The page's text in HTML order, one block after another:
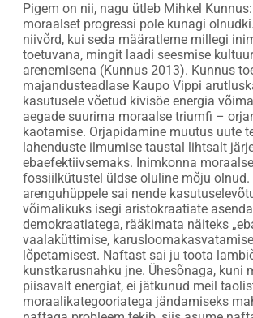
Pigem on nii, nagu ütleb Mihkel
moraalset progressi pole kunagi
niivõrd, kui seda määratleme millegi
toetuvana, mingit laadi seesmise
arenemisena (Kunnus 2013). Kunnus
majandusteadlase Kaupo Vippi
kasutusele võetud kivisöe energia
aegade suurima moraalse triumfi –
kaotamise. Orjapidamine muutus uute
lahenduste ilmumise taustal lihtsalt
ebaefektiivsemaks. Inimkonna
fossiilkütustel üldse oluline mõju olnud.
arenguhüppele sai nende
võimalikuks isegi aristokraatiate
demokraatiatega, rääkimata näiteks
vaalaküttimise,
lõpetamisest. Naftast sai ju toota
kunstkarusnahku jne. Ühesõnaga, kuni
piisavalt energiat, ei jätkunud meil
moraalikategooriatega jändamiseks